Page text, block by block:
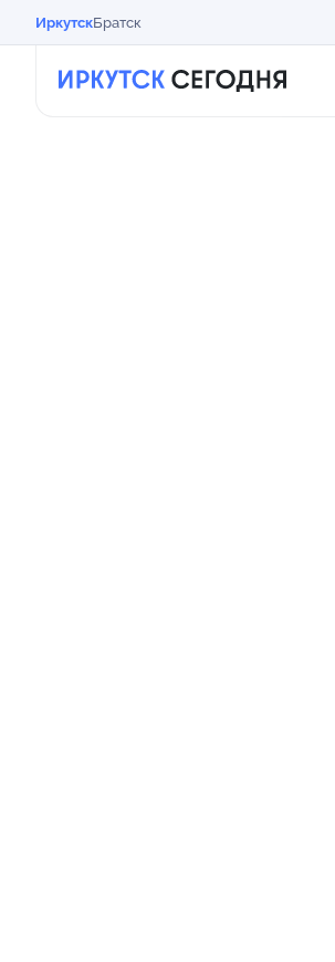
ИркутскБратск